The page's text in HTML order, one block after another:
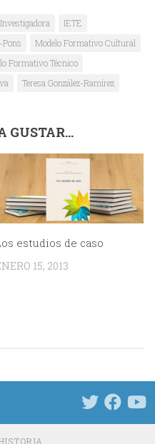
IETE
Pons
Modelo Formativo Cultural
Formativo Técnico
Teresa González-Ramírez
GUSTAR...
estudios de caso
15, 2013